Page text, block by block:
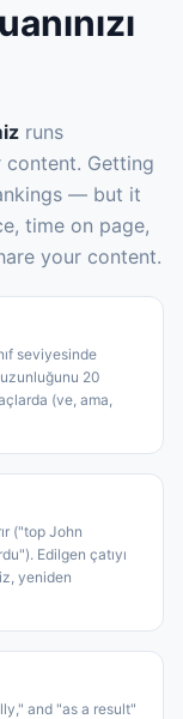
runs
content. Getting
— but it
time on page,
your content.
seviyesinde
20
(ve, ama,
("top John
Edilgen çatıyı
yeniden
and "as a result"